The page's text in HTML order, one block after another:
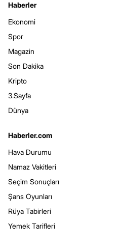
Haberler
Ekonomi
Spor
Magazin
Son Dakika
Kripto
3.Sayfa
Dünya
Haberler.com
Hava Durumu
Namaz Vakitleri
Seçim Sonuçları
Şans Oyunları
Rüya Tabirleri
Yemek Tarifleri